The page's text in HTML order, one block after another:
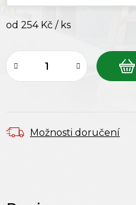
od 254 Kč / ks
Možnosti doručení